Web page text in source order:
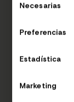
deNecesarias
Preferencias
Estadística
Marketing